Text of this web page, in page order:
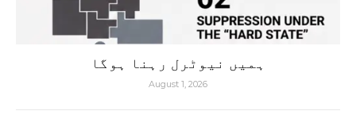
ہمیں نیوٹرل رہنا ہوگا
August 1, 2026